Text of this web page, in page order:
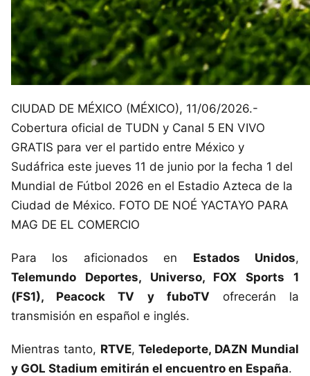
CIUDAD DE MÉXICO (MÉXICO), 11/06/2026.-
Cobertura oficial de TUDN y Canal 5 EN VIVO
GRATIS para ver el partido entre México y
Sudáfrica este jueves 11 de junio por la fecha 1 del
Mundial de Fútbol 2026 en el Estadio Azteca de la
Ciudad de México. FOTO DE NOÉ YACTAYO PARA
MAG DE EL COMERCIO
Para los aficionados en Estados Unidos,
Telemundo Deportes, Universo, FOX Sports 1
(FS1), Peacock TV y fuboTV ofrecerán la
transmisión en español e inglés.
Mientras tanto, RTVE,Teledeporte, DAZN Mundial
y GOL Stadium emitirán el encuentro en España.